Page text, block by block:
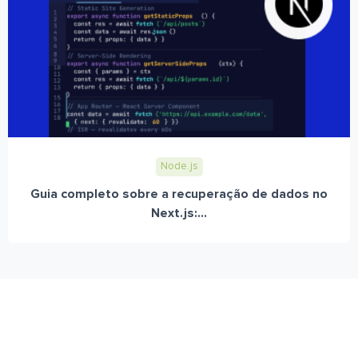
Node.js
Guia completo sobre a recuperação de dados no
Next.js:...